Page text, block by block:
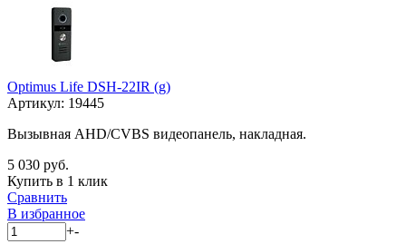
Optimus Life DSH-22IR (g)
Артикул: 19445
Вызывная AHD/CVBS видеопанель, накладная.
5 030 руб.
Купить в 1 клик
Сравнить
В избранное
+-